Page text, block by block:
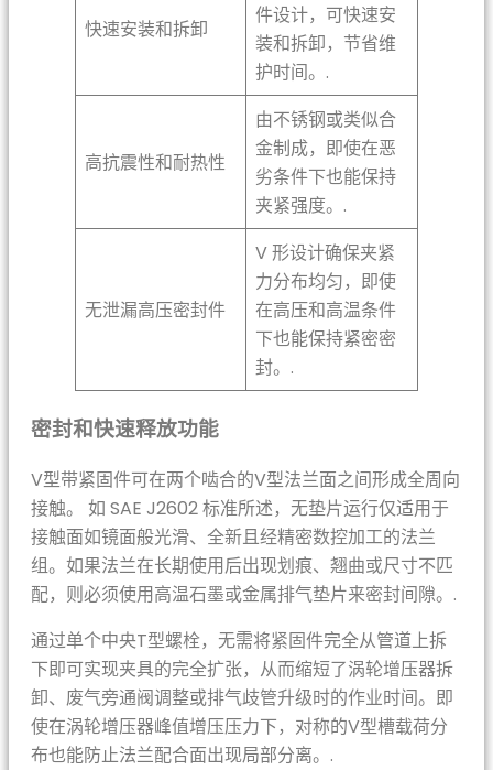
快速安装和拆卸
件设计，可快速安
装和拆卸，节省维
护时间。.
高抗震性和耐热性
由不锈钢或类似合
金制成，即使在恶
劣条件下也能保持
夹紧强度。.
无泄漏高压密封件
V 形设计确保夹紧
力分布均匀，即使
在高压和高温条件
下也能保持紧密密
封。.
密封和快速释放功能
V型带紧固件可在两个啮合的V型法兰面之间形成全周向
接触。 如 SAE J2602 标准所述，无垫片运行仅适用于
接触面如镜面般光滑、全新且经精密数控加工的法兰
组。如果法兰在长期使用后出现划痕、翘曲或尺寸不匹
配，则必须使用高温石墨或金属排气垫片来密封间隙。.
通过单个中央T型螺栓，无需将紧固件完全从管道上拆
下即可实现夹具的完全扩张，从而缩短了涡轮增压器拆
卸、废气旁通阀调整或排气歧管升级时的作业时间。即
使在涡轮增压器峰值增压压力下，对称的V型槽载荷分
布也能防止法兰配合面出现局部分离。.